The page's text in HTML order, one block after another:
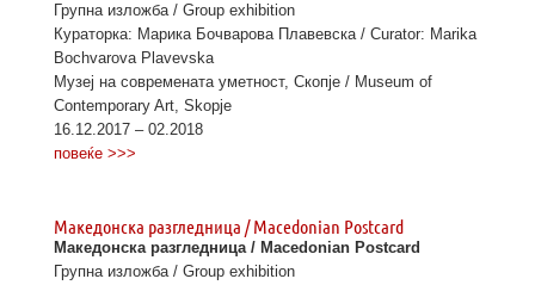
Групна изложба / Group exhibition
Кураторка: Марика Бочварова Плавевска / Curator: Marika
Bochvarova Plavevska
Музеј на современата уметност, Скопје / Museum of
Contemporary Art, Skopje
16.12.2017 – 02.2018
повеќе >>>
Македонска разгледница / Macedonian Postcard
Македонска разгледница / Macedonian Postcard
Групна изложба / Group exhibition